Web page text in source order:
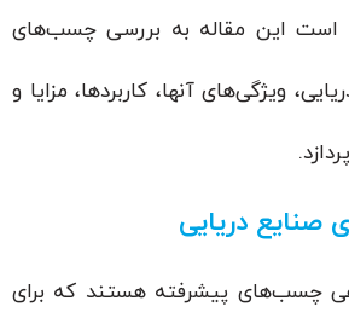
است این مقاله به بررسی چسب‌های
ویژگی‌های آنها، کاربردها، مزایا و
دریایی
چسب‌های پیشرفته هستند که برای